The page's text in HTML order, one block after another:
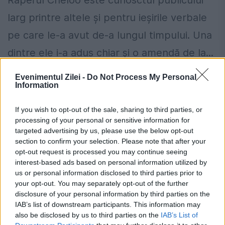
Evenimentul Zilei - Do Not Process My Personal
Information
If you wish to opt-out of the sale, sharing to third parties, or
processing of your personal or sensitive information for
targeted advertising by us, please use the below opt-out
section to confirm your selection. Please note that after your
opt-out request is processed you may continue seeing
interest-based ads based on personal information utilized by
us or personal information disclosed to third parties prior to
your opt-out. You may separately opt-out of the further
disclosure of your personal information by third parties on the
IAB’s list of downstream participants. This information may
also be disclosed by us to third parties on the IAB’s List of
larg printre altele și pentru ieșirile verbale
pe care le-a avut de-a lungul timpului. Una
dintre ele i-a adus chiar și o amendă de la...
Victor Slav, luat peste picior de jurații
iUmor:„Ce ai îmbătrânit”
13 MARTIE 2024
Victor Slav a fost ironizat în ultima ediție
iUmor, difuzată Antena 1. Cheloo și Cătălin
Bordea au făcut glume pe seama fostului